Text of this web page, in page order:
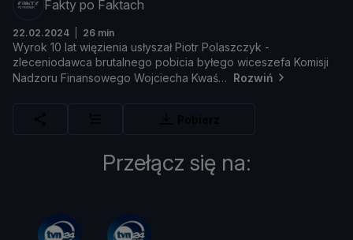
Fakty po Faktach
22.02.2024 26 min
Wyrok 10 lat więzienia usłyszałPiotr Polaszczyk -
zleceniodawca brutalnego pobicia byłego wiceszefa Komisji
Nadzoru Finansowego Wojciecha Kwaś Rozwiń
Przełącz się na: